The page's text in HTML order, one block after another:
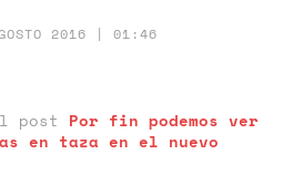
2016 | 01:46
post Por fin podemos ver
en taza en el nuevo